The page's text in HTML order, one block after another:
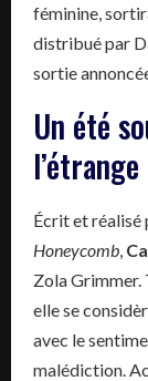
féminine,
distribué par
sortie
Un été
l’étrange
Écrit et réalisé
Honeycomb
Zola
elle se
avec le
malédiction.